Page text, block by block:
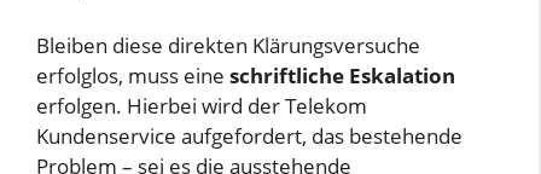
Bleiben diese direkten Klärungsversuche
erfolglos, muss eine schriftliche Eskalation
erfolgen. Hierbei wird der Telekom
Kundenservice aufgefordert, das bestehende
Problem – sei es die ausstehende